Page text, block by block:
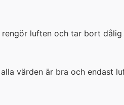
luften och tar bort
värden är bra och endast